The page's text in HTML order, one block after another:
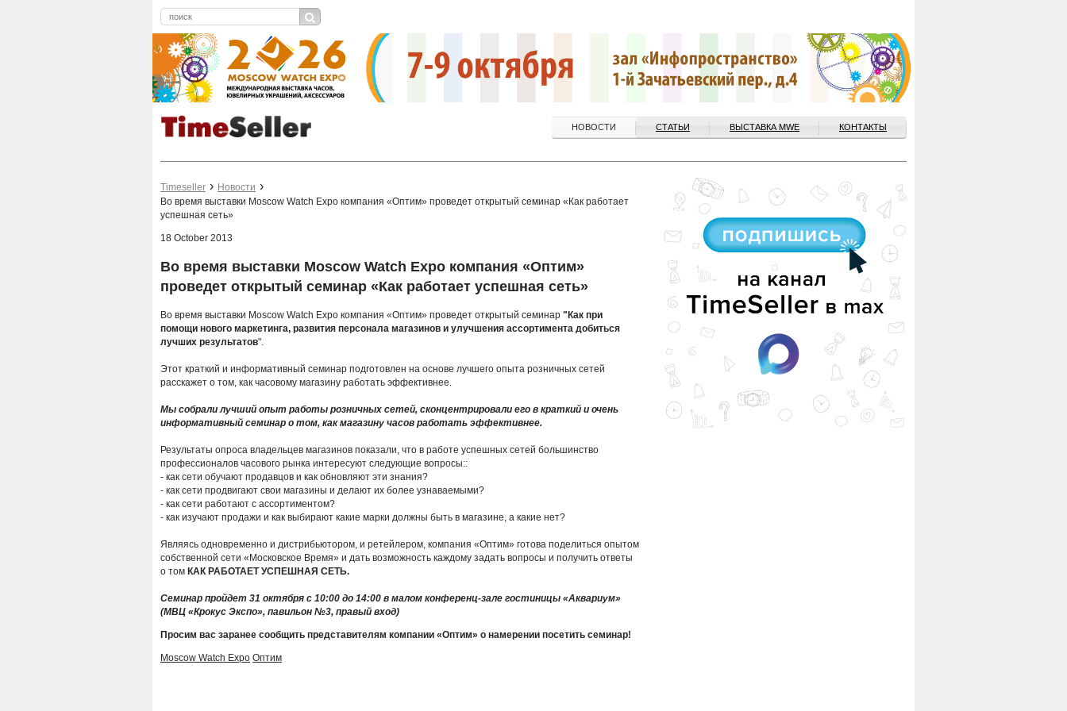
НОВОСТИ СТАТЬИ ВЫСТАВКА MWE КОНТАКТЫ
Timeseller
Новости
Во время выставки Moscow Watch Expo компания «Оптим» проведет открытый семинар «Как работает
успешная сеть»
18 October 2013
Во время выставки Moscow Watch Expo компания «Оптим»
проведет открытый семинар «Как работает успешная сеть»
Во время выставки Moscow Watch Expo компания «Оптим» проведет открытый семинар "Как при
помощи нового маркетинга, развития персонала магазинов и улучшения ассортимента добиться
лучших результатов".
Этот краткий и информативный семинар подготовлен на основе лучшего опыта розничных сетей
расскажет о том, как часовому магазину работать эффективнее.
Мы собрали лучший опыт работы розничных сетей, сконцентрировали его в краткий и очень
информативный семинар о том, как магазину часов работать эффективнее.
Результаты опроса владельцев магазинов показали, что в работе успешных сетей большинство
профессионалов часового рынка интересуют следующие вопросы::
- как сети обучают продавцов и как обновляют эти знания?
- как сети продвигают свои магазины и делают их более узнаваемыми?
- как сети работают с ассортиментом?
- как изучают продажи и как выбирают какие марки должны быть в магазине, а какие нет?
Являясь одновременно и дистрибьютором, и ретейлером, компания «Оптим» готова поделиться опытом
собственной сети «Московское Время» и дать возможность каждому задать вопросы и получить ответы
о том КАК РАБОТАЕТ УСПЕШНАЯ СЕТЬ.
Семинар пройдет 31 октября с 10:00 до 14:00 в малом конференц-зале гостиницы «Аквариум»
(МВЦ «Крокус Экспо», павильон №3, правый вход)
Просим вас заранее сообщить представителям компании «Оптим» о намерении посетить семинар!
Moscow Watch Expo Оптим